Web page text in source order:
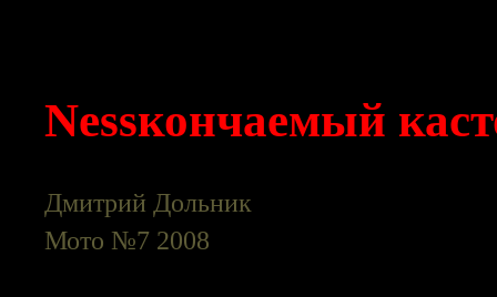
Nessкончаемый
Дмитрий Дольник
Мото №7 2008